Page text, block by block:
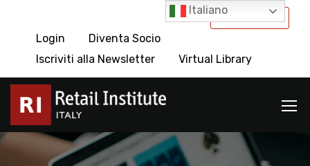
International
Login
Diventa Socio
Iscriviti alla Newsletter
Virtual Library
Italiano